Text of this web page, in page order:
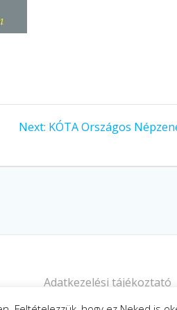
Next: Next
KÓTA Országos
Adatkezelési tájékoztató